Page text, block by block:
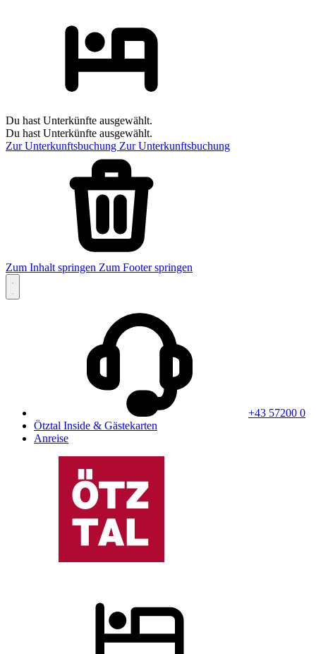
Du hast Unterkünfte ausgewählt.
Du hast Unterkünfte ausgewählt.
Zur Unterkunftsbuchung Zur Unterkunftsbuchung
Zum Inhalt springen Zum Footer springen
+43 57200 0
Ötztal Inside & Gästekarten
Anreise